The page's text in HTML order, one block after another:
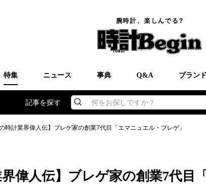
腕時計、楽しんでる?
特集 ニュース 事典 Q&A ブランド
記事を探す 何をお探しですか？
の時計業界偉人伝】ブレゲ家の創業7代目「エマニュエル・ブレゲ」
界偉人伝】ブレゲ家の創業7代目